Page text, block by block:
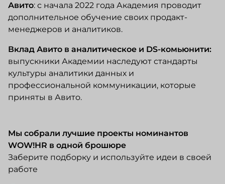
Авито: с начала 2022 года Академия проводит
дополнительное обучение своих продакт-
менеджеров и аналитиков.
Вклад Авито в аналитическое и DS-комьюнити:
выпускники Академии наследуют стандарты
культуры аналитики данных и
профессиональной коммуникации, которые
приняты в Авито.
Мы собрали лучшие проекты номинантов
WOW!HR в одной брошюре
Заберите подборку и используйте идеи в своей
работе